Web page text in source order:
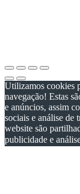
Utilizamos cookies
navegação! Estas
e anúncios, assim
sociais e análise de
website são
publicidade e